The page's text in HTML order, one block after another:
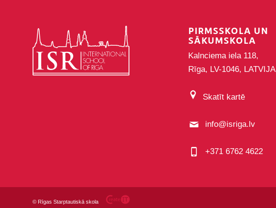
PIRMSSKOLA UN
SĀKUMSKOLA
Kalnciema iela 118,
Rīga, LV-1046, LATVIJA
Skatīt kartē
info@isriga.lv
+371 6762 4622
© Rīgas Starptautiskā skola